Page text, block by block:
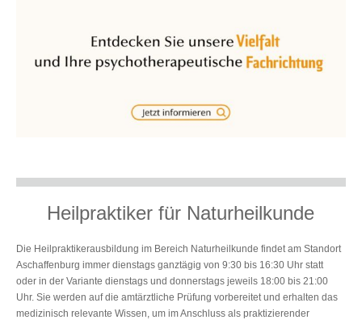
Heilpraktiker für Naturheilkunde
Die Heilpraktikerausbildung im Bereich Naturheilkunde findet am Standort
Aschaffenburg immer dienstags ganztägig von 9:30 bis 16:30 Uhr statt
oder in der Variante dienstags und donnerstags jeweils 18:00 bis 21:00
Uhr. Sie werden auf die amtärztliche Prüfung vorbereitet und erhalten das
medizinisch relevante Wissen, um im Anschluss als praktizierender